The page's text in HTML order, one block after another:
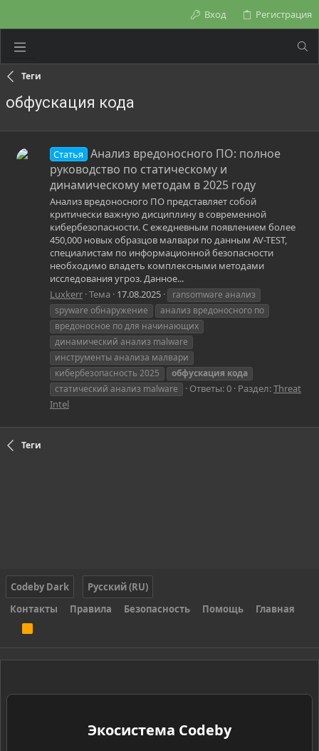
Вход Регистрация
Теги
обфускация кода
Статья
Анализ вредоносного ПО: полное
руководство по статическому и
динамическому методам в 2025 году
Анализ вредоносного ПО представляет собой
критически важную дисциплину в современной
кибербезопасности. С ежедневным появлением более
450,000 новых образцов малвари по данным AV-TEST,
специалистам по информационной безопасности
необходимо владеть комплексными методами
исследования угроз. Данное...
Luxkerr Тема 17.08.2025
ransomware анализ
spyware обнаружение
анализ вредоносного по
вредоносное по для начинающих
динамический анализ malware
инструменты анализа малвари
кибербезопасность 2025
обфускация кода
статический анализ malware
Ответы: 0 Раздел:Threat
Intel
Теги
Codeby Dark
Русский (RU)
Контакты
Правила Безопасность Помощь Главная
S
Экосистема Codeby